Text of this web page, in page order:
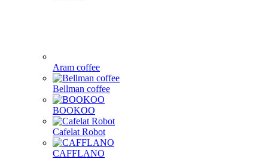
Aram coffee
Bellman coffee
BOOKOO
Cafelat Robot
CAFFLANO